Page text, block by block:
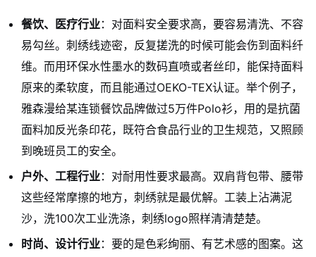
餐饮、医疗行业：对面料安全要求高，要容易清洗、不容
易勾丝。刺绣线迹密，反复搓洗的时候可能会伤到面料纤
维。而用环保水性墨水的数码直喷或者丝印，能保持面料
原来的柔软度，而且能通过OEKO-TEX认证。举个例子，
雅森漫给某连锁餐饮品牌做过5万件Polo衫，用的是抗菌
面料加反光条印花，既符合食品行业的卫生规范，又照顾
到晚班员工的安全。
户外、工程行业：对耐用性要求最高。双肩背包带、腰带
这些经常摩擦的地方，刺绣就是最优解。工装上沾满泥
沙，洗100次工业洗涤，刺绣logo照样清清楚楚。
时尚、设计行业：要的是色彩绚丽、有艺术感的图案。这